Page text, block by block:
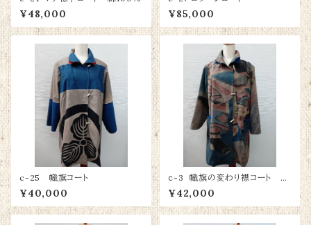
¥48,000 ¥85,000
c-25 幟旗コート
¥40,000
ｃ-3 幟旗の変わり襟コート 綿
100％
¥42,000